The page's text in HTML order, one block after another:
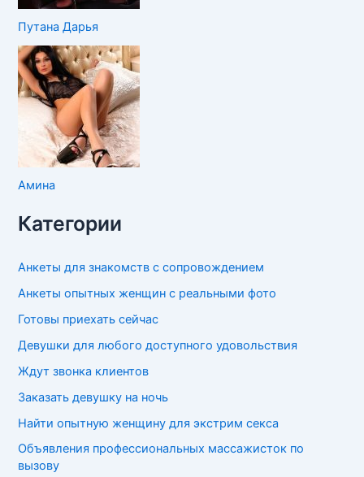
Путана Дарья
Амина
Категории
Анкеты для знакомств с сопровождением
Анкеты опытных женщин с реальными фото
Готовы приехать сейчас
Девушки для любого доступного удовольствия
Ждут звонка клиентов
Заказать девушку на ночь
Найти опытную женщину для экстрим секса
Объявления профессиональных массажисток по
вызову